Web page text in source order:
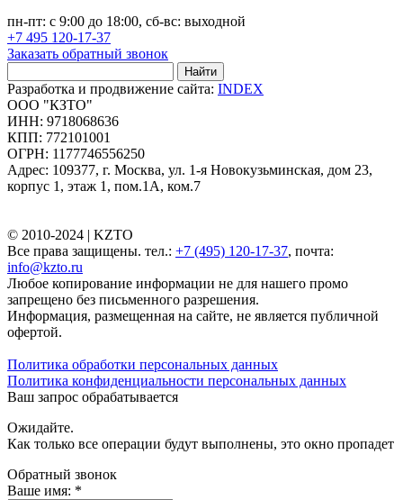
пн-пт: с 9:00 до 18:00, сб-вс: выходной
+7 495 120-17-37
Заказать обратный звонок
Найти
Разработка и продвижение сайта: INDEX
ООО "КЗТО"
ИНН: 9718068636
КПП: 772101001
ОГРН: 1177746556250
Адрес: 109377, г. Москва, ул. 1-я Новокузьминская, дом 23,
корпус 1, этаж 1, пом.1А, ком.7
© 2010-2024 | KZTO
Все права защищены. тел.: +7 (495) 120-17-37, почта:
info@kzto.ru
Любое копирование информации не для нашего промо
запрещено без письменного разрешения.
Информация, размещенная на сайте, не является публичной
офертой.
Политика обработки персональных данных
Политика конфиденциальности персональных данных
Ваш запрос обрабатывается
Ожидайте.
Как только все операции будут выполнены, это окно пропадет
Обратный звонок
Ваше имя: *